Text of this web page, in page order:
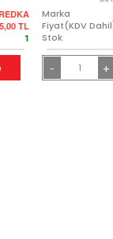
TL
1
Marka
Fiyat(KDV
Stok
- +